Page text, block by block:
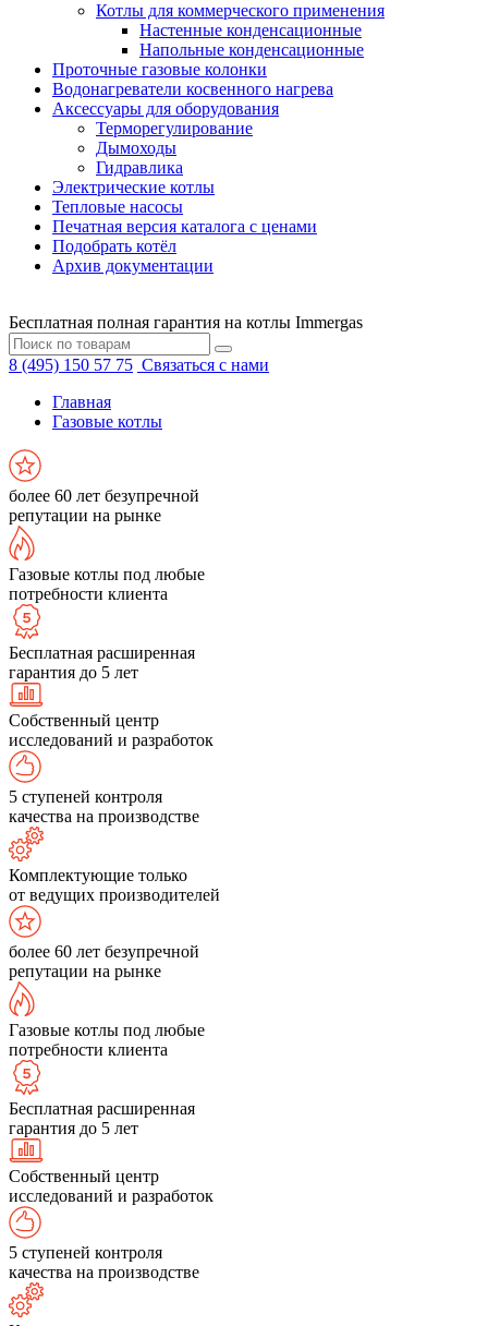
Котлы для коммерческого применения
Настенные конденсационные
Напольные конденсационные
Проточные газовые колонки
Водонагреватели косвенного нагрева
Аксессуары для оборудования
Терморегулирование
Дымоходы
Гидравлика
Электрические котлы
Тепловые насосы
Печатная версия каталога с ценами
Подобрать котёл
Архив документации
Бесплатная полная гарантия на котлы Immergas
8 (495) 150 57 75 Связаться с нами
Главная
Газовые котлы
более 60 лет безупречной
репутации на рынке
Газовые котлы под любые
потребности клиента
Бесплатная расширенная
гарантия до 5 лет
Собственный центр
исследований и разработок
5 ступеней контроля
качества на производстве
Комплектующие только
от ведущих производителей
более 60 лет безупречной
репутации на рынке
Газовые котлы под любые
потребности клиента
Бесплатная расширенная
гарантия до 5 лет
Собственный центр
исследований и разработок
5 ступеней контроля
качества на производстве